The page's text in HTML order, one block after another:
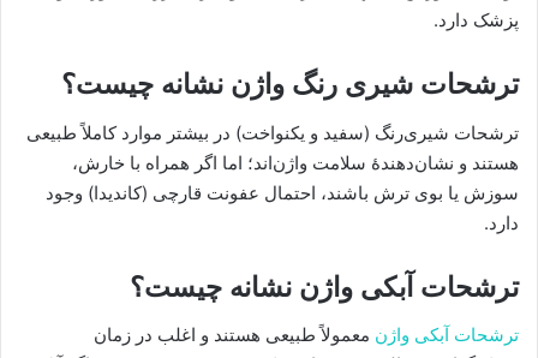
پزشک دارد.
ترشحات شیری رنگ واژن نشانه چیست؟
ترشحات شیری‌رنگ (سفید و یکنواخت) در بیشتر موارد کاملاً طبیعی
هستند و نشان‌دهندۀ سلامت واژن‌اند؛ اما اگر همراه با خارش،
سوزش یا بوی ترش باشند، احتمال عفونت قارچی (کاندیدا) وجود
دارد.
ترشحات آبکی واژن نشانه چیست؟
ترشحات آبکی واژن معمولاً طبیعی هستند و اغلب در زمان